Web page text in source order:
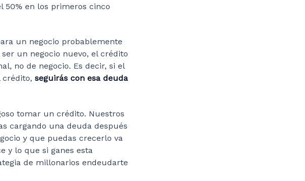
50% en los primeros cinco
un negocio probablemente
un negocio nuevo, el crédito
no de negocio. Es decir, si el
crédito, seguirás con esa deuda
tomar un crédito. Nuestros
cargando una deuda después
y que puedas crecerlo va
y lo que si ganes esta
de millonarios endeudarte